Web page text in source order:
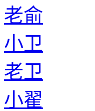
老俞
小卫
老卫
小翟